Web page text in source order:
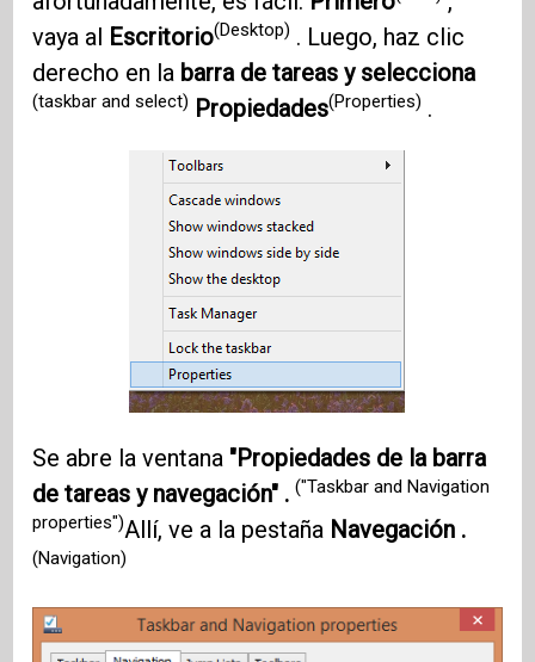
vaya al Escritorio(Desktop) . Luego, haz clic
derecho en la barra de tareas y selecciona
(taskbar and select) Propiedades(Properties) .
Se abre la ventana "Propiedades de la barra
de tareas y navegación" .("Taskbar and Navigation
properties")Allí, ve a la pestaña Navegación .
(Navigation)